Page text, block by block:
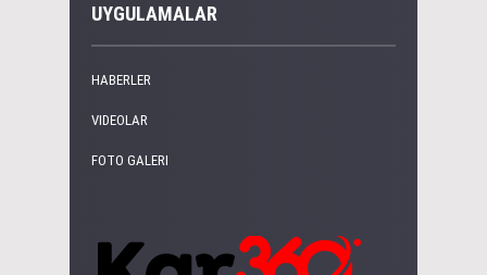
UYGULAMALAR
HABERLER
VIDEOLAR
FOTO GALERI